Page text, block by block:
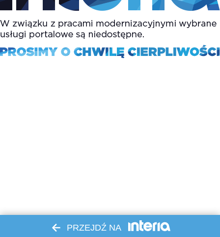
PRZEJDŹ NA